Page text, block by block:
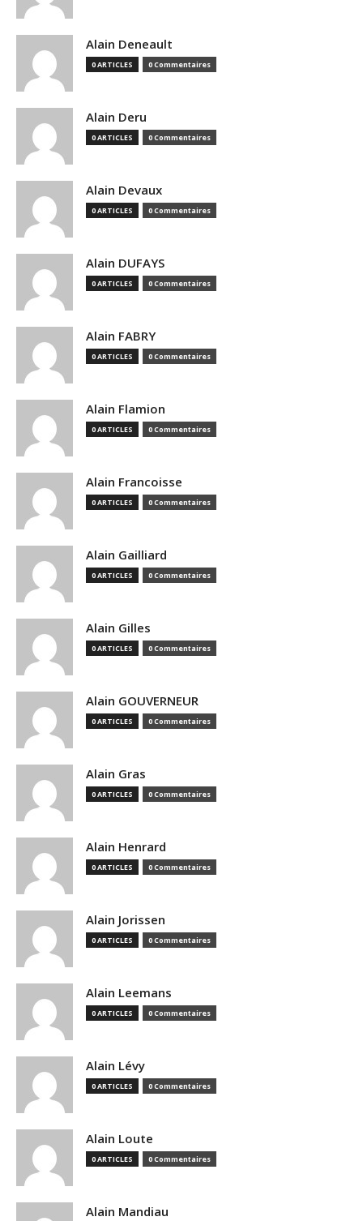
Alain Deneault
0 ARTICLES 0 Commentaires
Alain Deru
0 ARTICLES 0 Commentaires
Alain Devaux
0 ARTICLES 0 Commentaires
Alain DUFAYS
0 ARTICLES 0 Commentaires
Alain FABRY
0 ARTICLES 0 Commentaires
Alain Flamion
0 ARTICLES 0 Commentaires
Alain Francoisse
0 ARTICLES 0 Commentaires
Alain Gailliard
0 ARTICLES 0 Commentaires
Alain Gilles
0 ARTICLES 0 Commentaires
Alain GOUVERNEUR
0 ARTICLES 0 Commentaires
Alain Gras
0 ARTICLES 0 Commentaires
Alain Henrard
0 ARTICLES 0 Commentaires
Alain Jorissen
0 ARTICLES 0 Commentaires
Alain Leemans
0 ARTICLES 0 Commentaires
Alain Lévy
0 ARTICLES 0 Commentaires
Alain Loute
0 ARTICLES 0 Commentaires
Alain Mandiau